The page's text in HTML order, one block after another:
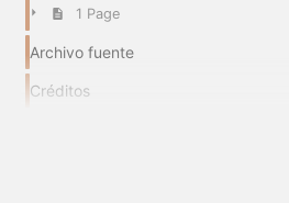
1 Page
Archivo fuente
Créditos